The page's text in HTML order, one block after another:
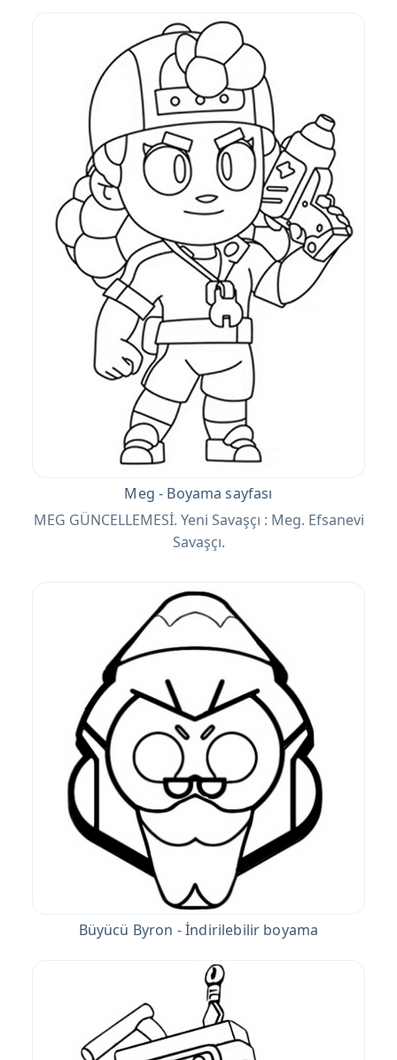
Meg - Boyama sayfası
MEG GÜNCELLEMESİ. Yeni Savaşçı : Meg. Efsanevi
Savaşçı.
Büyücü Byron - İndirilebilir boyama